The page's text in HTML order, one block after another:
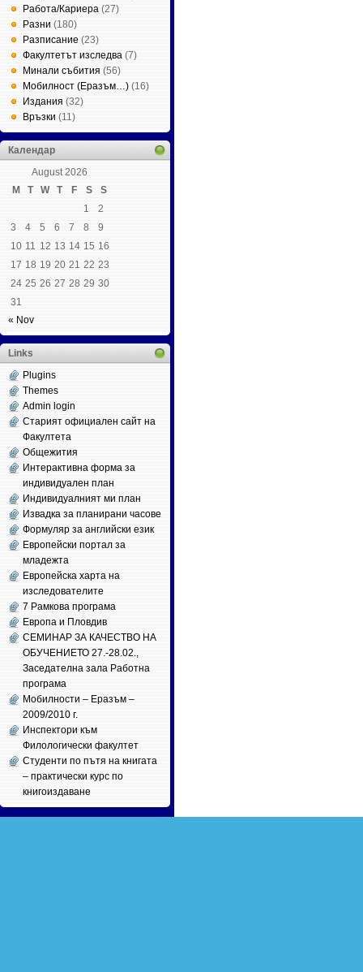
Работа/Кариера (27)
Разни (180)
Разписание (23)
Факултетът изследва (7)
Минали събития (56)
Мобилност (Еразъм…) (16)
Издания (32)
Връзки (11)
Календар
August 2026
M
T W T F S
S
1
2
3
4 5 6 7 8
9
10 11 12 13 14 15 16
17 18 19 20 21 22 23
24 25 26 27 28 29 30
31
« Nov
Links
Plugins
Themes
Admin login
Старият официален сайт на
Факултета
Общежития
Интерактивна форма за
индивидуален план
Индивидуалният ми план
Извадка за планирани часове
Формуляр за английски език
Европейски портал за
младежта
Европейска харта на
изследователите
7 Рамкова програма
Европа и Пловдив
СЕМИНАР ЗА КАЧЕСТВО НА
ОБУЧЕНИЕТО 27.-28.02.,
Заседателна зала Работна
програма
Мобилности – Еразъм –
2009/2010 г.
Инспектори към
Филологически факултет
Студенти по пътя на книгата
– практически курс по
книгоиздаване